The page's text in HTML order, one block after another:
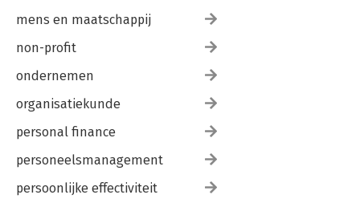
mens en maatschappij
non-profit
ondernemen
organisatiekunde
personal finance
personeelsmanagement
persoonlijke effectiviteit